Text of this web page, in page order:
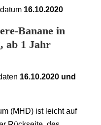
16.10.2020
Banane in
ab 1 Jahr
16.10.2020 und
(MHD) ist leicht auf